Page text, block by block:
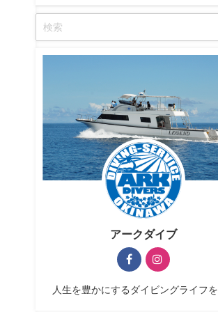
アークダイブ
人生を豊かにするダイビングライフを